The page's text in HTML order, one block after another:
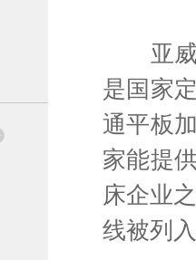
亚威
是国家
通平板
家能提
床企业
线被列